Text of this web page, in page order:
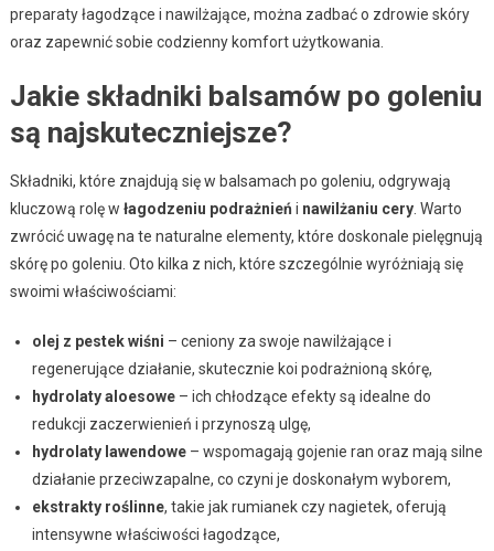
preparaty łagodzące i nawilżające, można zadbać o zdrowie skóry
oraz zapewnić sobie codzienny komfort użytkowania.
Jakie składniki balsamów po goleniu
są najskuteczniejsze?
Składniki, które znajdują się w balsamach po goleniu, odgrywają
kluczową rolę w łagodzeniu podrażnień i nawilżaniu cery. Warto
zwrócić uwagę na te naturalne elementy, które doskonale pielęgnują
skórę po goleniu. Oto kilka z nich, które szczególnie wyróżniają się
swoimi właściwościami:
olej z pestek wiśni – ceniony za swoje nawilżające i
regenerujące działanie, skutecznie koi podrażnioną skórę,
hydrolaty aloesowe– ich chłodzące efekty są idealne do
redukcji zaczerwienień i przynoszą ulgę,
hydrolaty lawendowe– wspomagają gojenie ran oraz mają silne
działanie przeciwzapalne, co czyni je doskonałym wyborem,
ekstrakty roślinne, takie jak rumianek czy nagietek, oferują
intensywne właściwości łagodzące,